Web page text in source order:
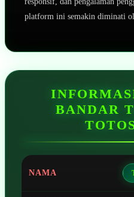
platform ini semakin diminati
BANDAR
NAMA